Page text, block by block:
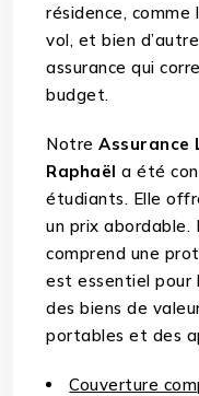
résidence, comme
vol, et bien
assurance qui
budget.
NotreAssurance
Raphaël a été
étudiants. Elle
un prix abordable.
comprend une
est essentiel pour
des biens de
portables et des
Couverture